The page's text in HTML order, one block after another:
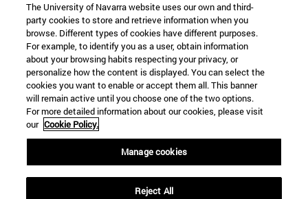
The University of Navarra website uses our own and third-
party cookies to store and retrieve information when you
browse. Different types of cookies have different purposes.
For example, to identify you as a user, obtain information
about your browsing habits respecting your privacy, or
personalize how the content is displayed. You can select the
cookies you want to enable or accept them all. This banner
will remain active until you choose one of the two options.
For more detailed information about our cookies, please visit
our Cookie Policy.
Manage cookies
Reject All